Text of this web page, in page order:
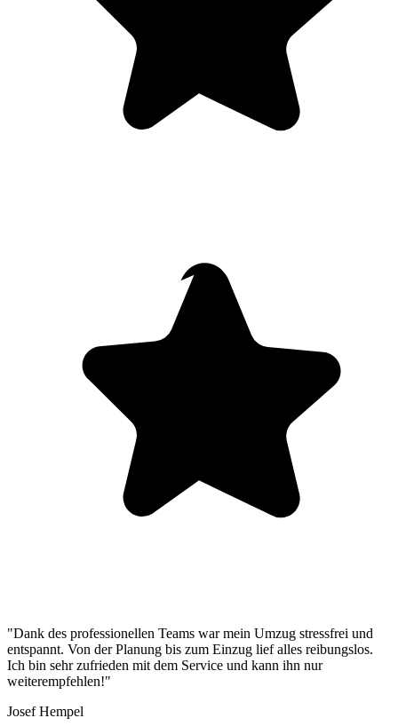
"Dank des professionellen Teams war mein Umzug stressfrei und
entspannt. Von der Planung bis zum Einzug lief alles reibungslos.
Ich bin sehr zufrieden mit dem Service und kann ihn nur
weiterempfehlen!"
Josef Hempel